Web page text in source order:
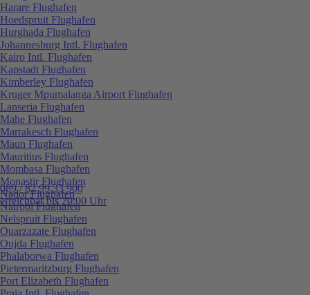
089 / 82 99 33 900
erreichbar bis 20:00 Uhr
Harare Flughafen
Hoedspruit Flughafen
Hurghada Flughafen
Johannesburg Intl. Flughafen
Kairo Intl. Flughafen
Kapstadt Flughafen
Kimberley Flughafen
Kruger Mpumalanga Airport Flughafen
Lanseria Flughafen
Mahe Flughafen
Marrakesch Flughafen
Maun Flughafen
Mauritius Flughafen
Mombasa Flughafen
Monastir Flughafen
Nador Flughafen
Nairobi Flughafen
Nelspruit Flughafen
Ouarzazate Flughafen
Oujda Flughafen
Phalaborwa Flughafen
Pietermaritzburg Flughafen
Port Elizabeth Flughafen